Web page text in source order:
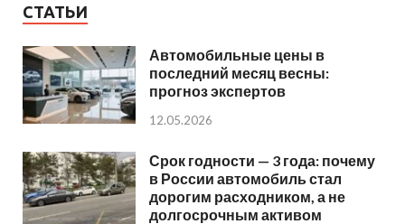
СТАТЬИ
Автомобильные цены в
последний месяц весны:
прогноз экспертов
12.05.2026
Срок годности — 3 года: почему
в России автомобиль стал
дорогим расходником, а не
долгосрочным активом